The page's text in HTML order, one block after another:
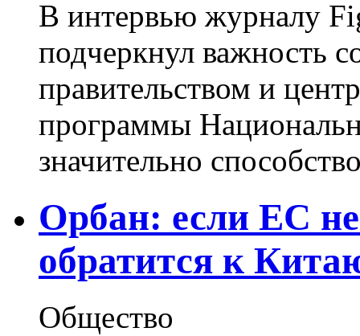
В интервью журналу
подчеркнул важность
правительством и
программы
значительно
Орбан: если ЕС
обратится к
Общество